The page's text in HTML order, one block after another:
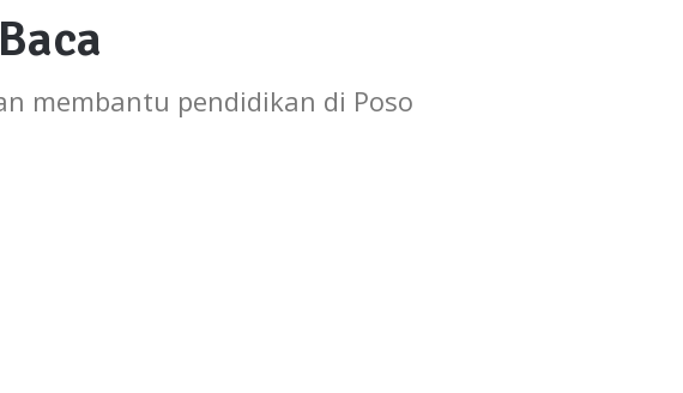
membantu pendidikan di Poso